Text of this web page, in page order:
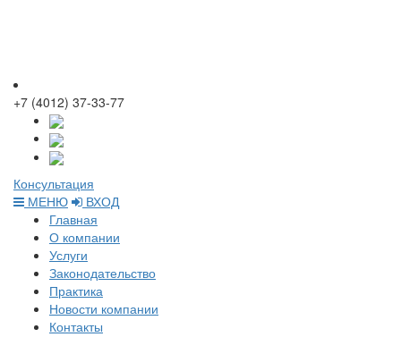
+7 (4012) 37-33-77
Консультация
МЕНЮ
ВХОД
Главная
О компании
Услуги
Законодательство
Практика
Новости компании
Контакты